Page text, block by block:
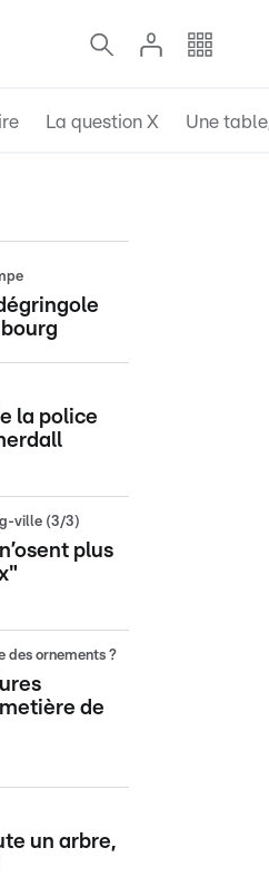
La question X Une
la police
ville (3/3)
plus
des ornements ?
de
un arbre,